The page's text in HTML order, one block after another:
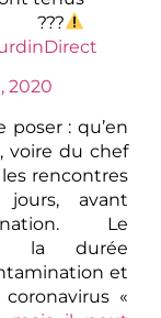
???
2020
: qu’en
voire du chef
rencontres
avant
Le
la durée
et
«